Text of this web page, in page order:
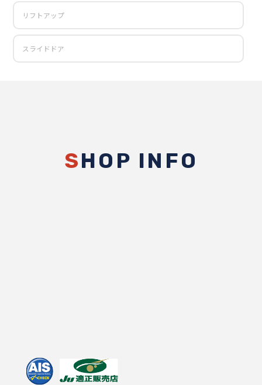
リフトアップ
スライドドア
SHOP INFO